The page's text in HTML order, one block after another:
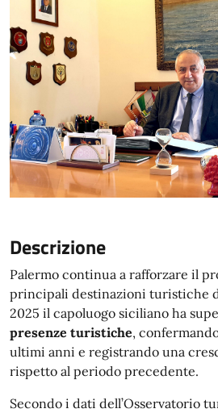
Descrizione
Palermo continua a rafforzare il
principali destinazioni turistiche
2025 il capoluogo siciliano ha
presenze turistiche,
ultimi anni e registrando una
rispetto al periodo precedente.
Secondo i dati dell’Osservatorio